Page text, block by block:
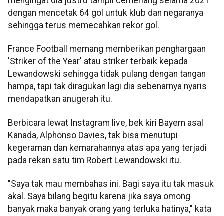
dengan mencetak 64 gol untuk klub dan negaranya
sehingga terus memecahkan rekor gol.
France Football memang memberikan penghargaan
'Striker of the Year' atau striker terbaik kepada
Lewandowski sehingga tidak pulang dengan tangan
hampa, tapi tak diragukan lagi dia sebenarnya nyaris
mendapatkan anugerah itu.
Berbicara lewat Instagram live, bek kiri Bayern asal
Kanada, Alphonso Davies, tak bisa menutupi
kegeraman dan kemarahannya atas apa yang terjadi
pada rekan satu tim Robert Lewandowski itu.
"Saya tak mau membahas ini. Bagi saya itu tak masuk
akal. Saya bilang begitu karena jika saya omong
banyak maka banyak orang yang terluka hatinya," kata